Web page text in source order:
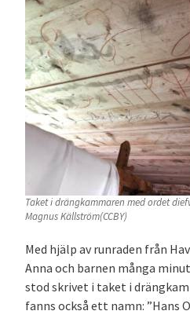
Taket i drängkammaren med ordet
Magnus Källström(CCBY)
Med hjälp av runraden från
Anna och barnen många
stod skrivet i taket i
fanns också ett namn: ”Hans